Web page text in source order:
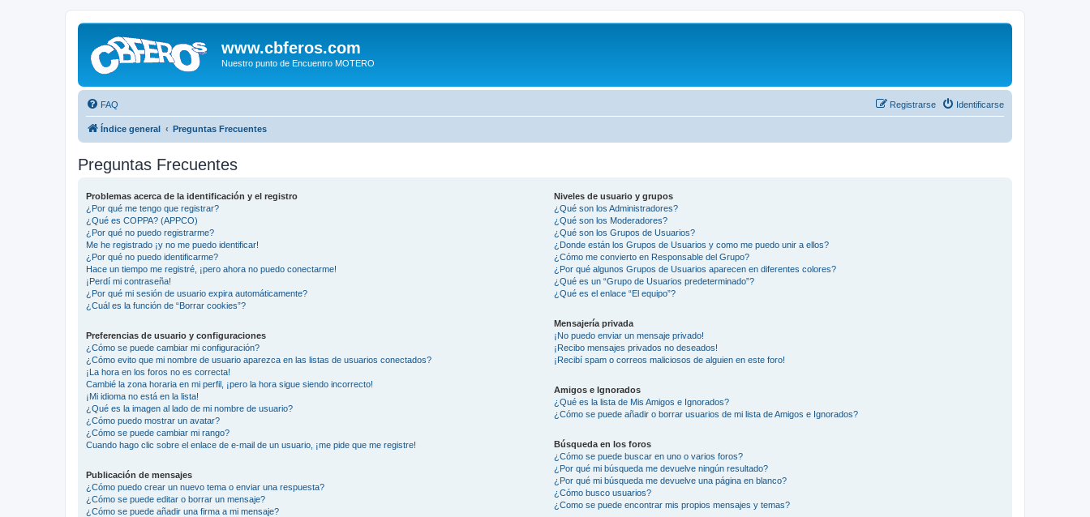
www.cbferos.com
Nuestro punto de Encuentro MOTERO
FAQ Identificarse
Registrarse
Índice general Preguntas Frecuentes
Preguntas Frecuentes
Problemas acerca de la identificación y el registro
¿Por qué me tengo que registrar?
¿Qué es COPPA? (APPCO)
¿Por qué no puedo registrarme?
Me he registrado ¡y no me puedo identificar!
¿Por qué no puedo identificarme?
Hace un tiempo me registré, ¡pero ahora no puedo conectarme!
¡Perdí mi contraseña!
¿Por qué mi sesión de usuario expira automáticamente?
¿Cuál es la función de “Borrar cookies”?
Preferencias de usuario y configuraciones
¿Cómo se puede cambiar mi configuración?
¿Cómo evito que mi nombre de usuario aparezca en las listas de usuarios conectados?
¡La hora en los foros no es correcta!
Cambié la zona horaria en mi perfil, ¡pero la hora sigue siendo incorrecto!
¡Mi idioma no está en la lista!
¿Qué es la imagen al lado de mi nombre de usuario?
¿Cómo puedo mostrar un avatar?
¿Cómo se puede cambiar mi rango?
Cuando hago clic sobre el enlace de e-mail de un usuario, ¡me pide que me registre!
Publicación de mensajes
¿Cómo puedo crear un nuevo tema o enviar una respuesta?
¿Cómo se puede editar o borrar un mensaje?
¿Cómo se puede añadir una firma a mi mensaje?
Niveles de usuario y grupos
¿Qué son los Administradores?
¿Qué son los Moderadores?
¿Qué son los Grupos de Usuarios?
¿Donde están los Grupos de Usuarios y como me puedo unir a ellos?
¿Cómo me convierto en Responsable del Grupo?
¿Por qué algunos Grupos de Usuarios aparecen en diferentes colores?
¿Qué es un “Grupo de Usuarios predeterminado”?
¿Qué es el enlace “El equipo”?
Mensajería privada
¡No puedo enviar un mensaje privado!
¡Recibo mensajes privados no deseados!
¡Recibí spam o correos maliciosos de alguien en este foro!
Amigos e Ignorados
¿Qué es la lista de Mis Amigos e Ignorados?
¿Cómo se puede añadir o borrar usuarios de mi lista de Amigos e Ignorados?
Búsqueda en los foros
¿Cómo se puede buscar en uno o varios foros?
¿Por qué mi búsqueda me devuelve ningún resultado?
¿Por qué mi búsqueda me devuelve una página en blanco?
¿Cómo busco usuarios?
¿Como se puede encontrar mis propios mensajes y temas?